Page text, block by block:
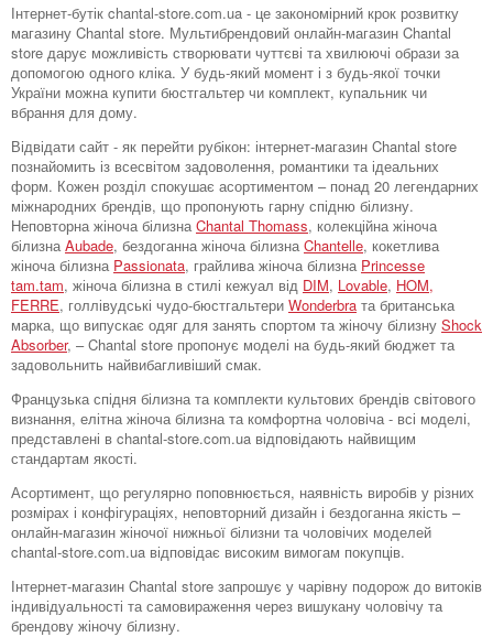
Інтернет-бутік chantal-store.com.ua - це закономірний крок розвитку
магазину Chantal store. Мультибрендовий онлайн-магазин Chantal
store дарує можливість створювати чуттєві та хвилюючі образи за
допомогою одного кліка. У будь-який момент і з будь-якої точки
України можна купити бюстгальтер чи комплект, купальник чи
вбрання для дому.
Відвідати сайт - як перейти рубікон: інтернет-магазин Chantal store
познайомить із всесвітом задоволення, романтики та ідеальних
форм. Кожен розділ спокушає асортиментом – понад 20 легендарних
міжнародних брендів, що пропонують гарну спідню білизну.
Неповторна жіноча білизна Chantal Thomass, колекційна жіноча
білизна Aubade, бездоганна жіноча білизна Chantelle, кокетлива
жіноча білизна Passionata, грайлива жіноча білизна Princesse
tam.tam, жіноча білизна в стилі кежуал від DIM, Lovable, HOM,
FERRE, голлівудські чудо-бюстгальтери Wonderbra та британська
марка, що випускає одяг для занять спортом та жіночу білизну Shock
Absorber, – Chantal store пропонує моделі на будь-який бюджет та
задовольнить найвибагливіший смак.
Французька спідня білизна та комплекти культових брендів світового
визнання, елітна жіноча білизна та комфортна чоловіча - всі моделі,
представлені в chantal-store.com.ua відповідають найвищим
стандартам якості.
Асортимент, що регулярно поповнюється, наявність виробів у різних
розмірах і конфігураціях, неповторний дизайн і бездоганна якість –
онлайн-магазин жіночої нижньої білизни та чоловічих моделей
chantal-store.com.ua відповідає високим вимогам покупців.
Інтернет-магазин Chantal store запрошує у чарівну подорож до витоків
індивідуальності та самовираження через вишукану чоловічу та
брендову жіночу білизну.